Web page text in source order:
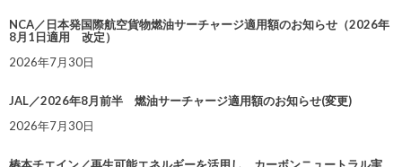
NCA／日本発国際航空貨物燃油サーチャージ適用額のお知らせ（2026年
8月1日適用 改定）
2026年7月30日
JAL／2026年8月前半 燃油サーチャージ適用額のお知らせ(変更)
2026年7月30日
椿本チエイン／再生可能エネルギーを活用し、カーボンニュートラル実